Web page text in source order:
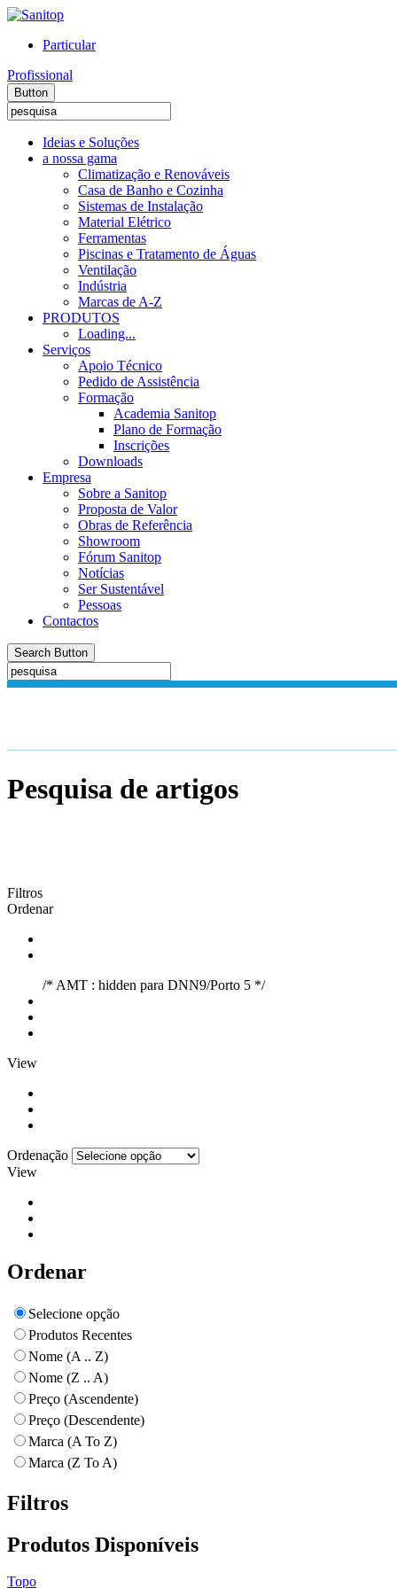
Particular
Profissional
Button
Ideias e Soluções
a nossa gama
Climatização e Renováveis
Casa de Banho e Cozinha
Sistemas de Instalação
Material Elétrico
Ferramentas
Piscinas e Tratamento de Águas
Ventilação
Indústria
Marcas de A-Z
PRODUTOS
Loading...
Serviços
Apoio Técnico
Pedido de Assistência
Formação
Academia Sanitop
Plano de Formação
Inscrições
Downloads
Empresa
Sobre a Sanitop
Proposta de Valor
Obras de Referência
Showroom
Fórum Sanitop
Notícias
Ser Sustentável
Pessoas
Contactos
Search Button
Pesquisa de artigos
Filtros
Ordenar
/* AMT : hidden para DNN9/Porto 5 */
View
Ordenação
View
Ordenar
Selecione opção
Produtos Recentes
Nome (A .. Z)
Nome (Z .. A)
Preço (Ascendente)
Preço (Descendente)
Marca (A To Z)
Marca (Z To A)
Filtros
Produtos Disponíveis
Topo